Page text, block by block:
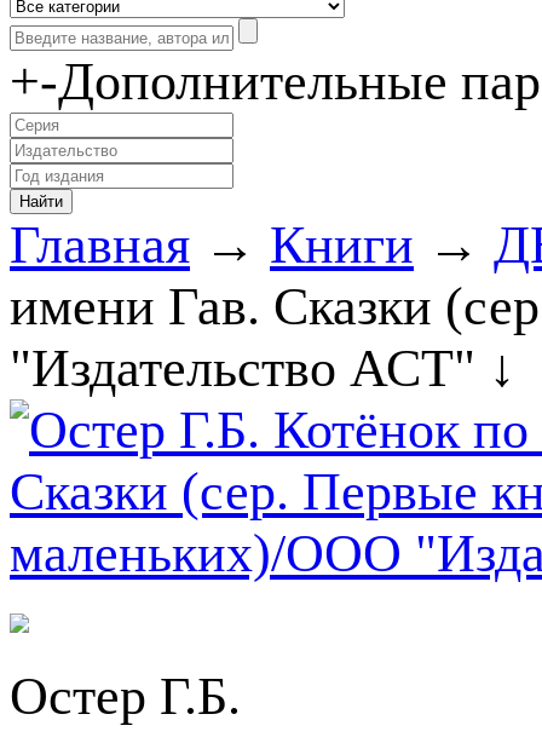
+-Дополнительные
Главная → Книги →
имени Гав. Сказки
"Издательство АСТ" ↓
Остер Г.Б.